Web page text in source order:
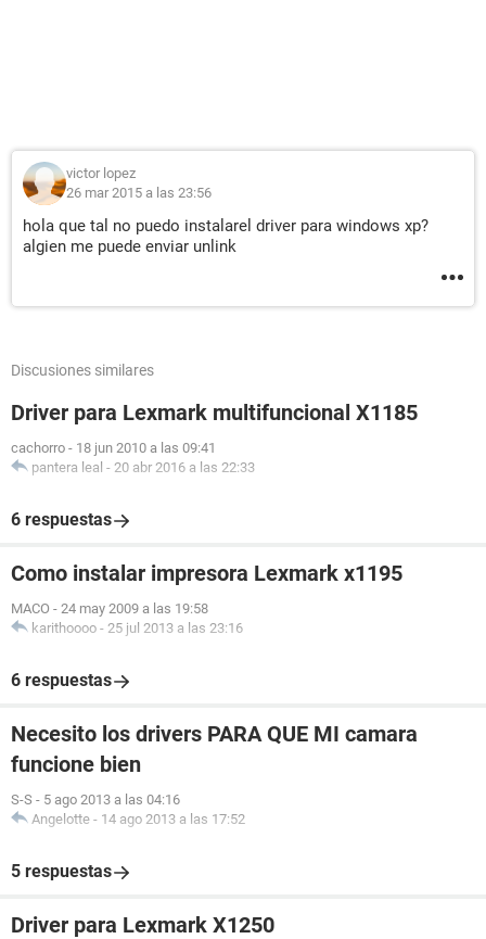
victor lopez
26 mar 2015 a las 23:56
hola que tal no puedo instalarel driver para windows xp?
algien me puede enviar unlink
Discusiones similares
Driver para Lexmark multifuncional X1185
cachorro - 18 jun 2010 a las 09:41
pantera leal - 20 abr 2016 a las 22:33
6 respuestas
Como instalar impresora Lexmark x1195
MACO - 24 may 2009 a las 19:58
karithoooo - 25 jul 2013 a las 23:16
6 respuestas
Necesito los drivers PARA QUE MI camara
funcione bien
S-S - 5 ago 2013 a las 04:16
Angelotte - 14 ago 2013 a las 17:52
5 respuestas
Driver para Lexmark X1250